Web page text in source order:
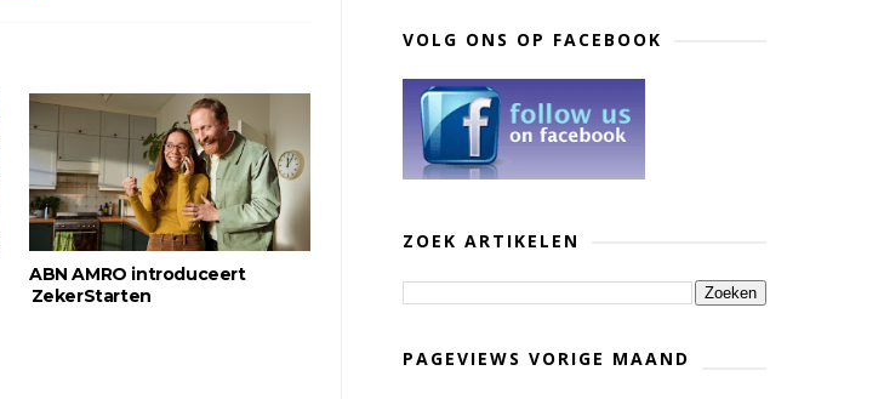
ABN AMRO introduceert
ZekerStarten
VOLG ONS OP FACEBOOK
ZOEK ARTIKELEN
PAGEVIEWS VORIGE MAAND